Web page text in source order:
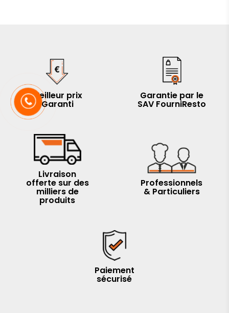
Meilleur prix
Garanti
Garantie par le
SAV FourniResto
Livraison
offerte sur des
milliers de
produits
Professionnels
& Particuliers
Paiement
sécurisé